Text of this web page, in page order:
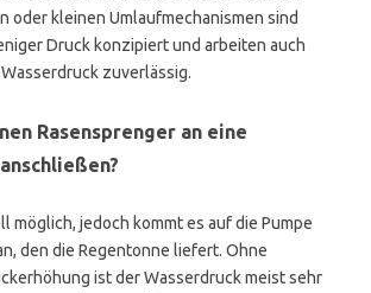
oder kleinen Umlaufmechanismen sind
Druck konzipiert und arbeiten auch
zuverlässig.
Rasensprenger an eine
möglich, jedoch kommt es auf die Pumpe
den die Regentonne liefert. Ohne
ist der Wasserdruck meist sehr